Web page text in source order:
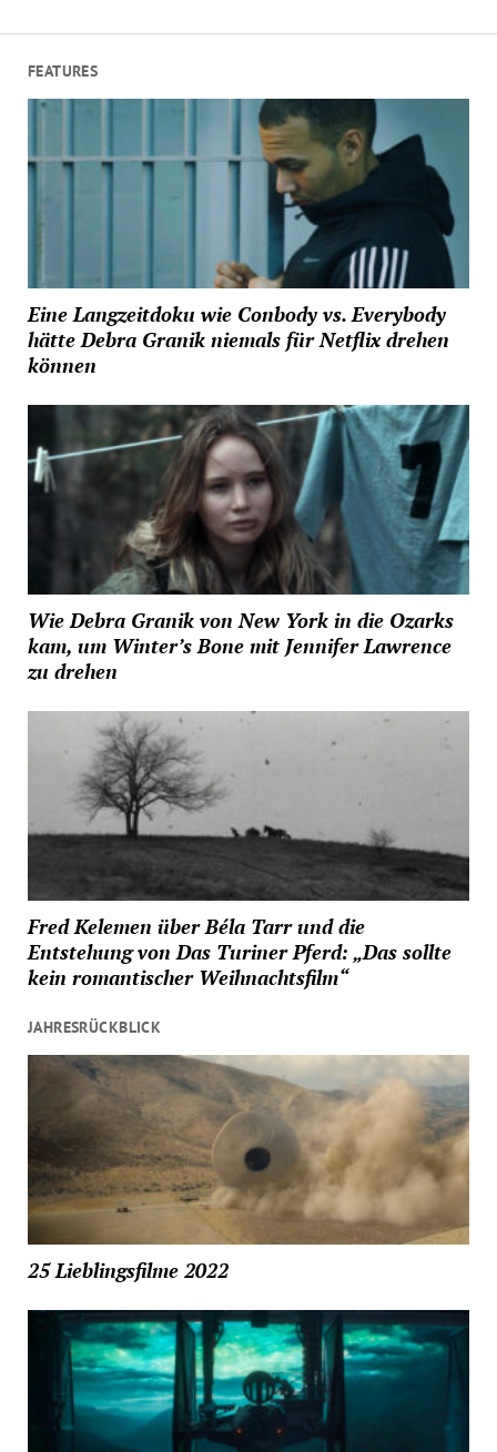
FEATURES
Eine Langzeitdoku wie Conbody vs. Everybody
hätte Debra Granik niemals für Netflix drehen
können
Wie Debra Granik von New York in die Ozarks
kam, um Winter’s Bone mit Jennifer Lawrence
zu drehen
Fred Kelemen über Béla Tarr und die
Entstehung von Das Turiner Pferd: „Das sollte
kein romantischer Weihnachtsfilm“
JAHRESRÜCKBLICK
25 Lieblingsfilme 2022